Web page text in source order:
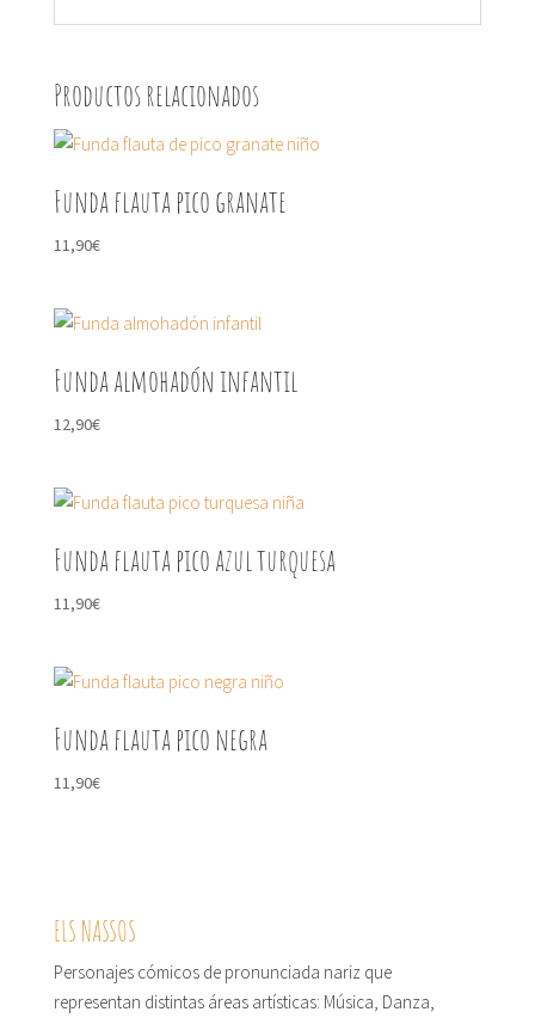
Productos relacionados
Funda flauta pico granate
11,90€
Funda almohadón infantil
12,90€
Funda flauta pico azul turquesa
11,90€
Funda flauta pico negra
11,90€
ELS NASSOS
Personajes cómicos de pronunciada nariz que
representan distintas áreas artísticas: Música, Danza,